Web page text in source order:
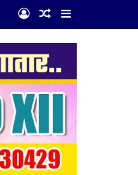
Log InRandom Article
Sidebar